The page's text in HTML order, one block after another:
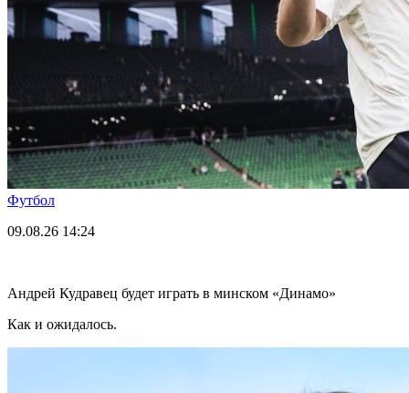
Футбол
09.08.26 14:24
Андрей Кудравец будет играть в минском «Динамо»
Как и ожидалось.